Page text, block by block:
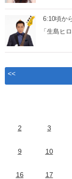
6:10頃か
「生島ヒ
<<
2 3
9 10
16 17